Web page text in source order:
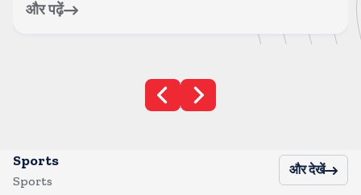
और पढ़ें
Sports
Sports
और देखें